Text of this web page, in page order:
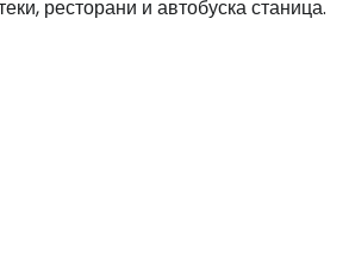
ресторани и автобуска станица.